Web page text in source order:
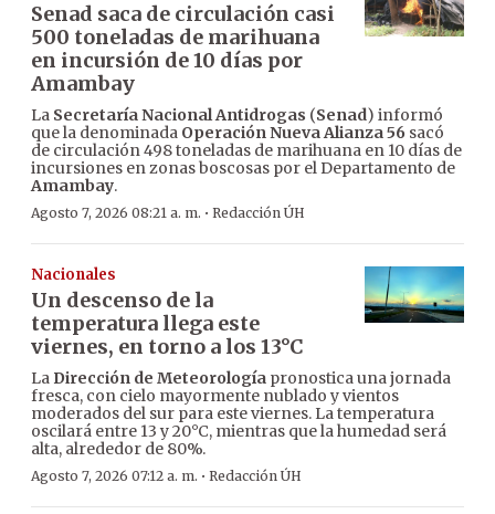
Senad saca de circulación casi
500 toneladas de marihuana
en incursión de 10 días por
Amambay
La Secretaría Nacional Antidrogas (Senad) informó
que la denominada Operación Nueva Alianza 56 sacó
de circulación 498 toneladas de marihuana en 10 días de
incursiones en zonas boscosas por el Departamento de
Amambay.
Agosto 7, 2026 08:21 a. m. · Redacción ÚH
Nacionales
Un descenso de la
temperatura llega este
viernes, en torno a los 13°C
La Dirección de Meteorología pronostica una jornada
fresca, con cielo mayormente nublado y vientos
moderados del sur para este viernes. La temperatura
oscilará entre 13 y 20°C, mientras que la humedad será
alta, alrededor de 80%.
Agosto 7, 2026 07:12 a. m. · Redacción ÚH